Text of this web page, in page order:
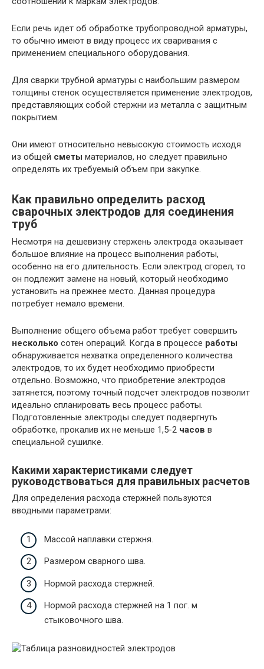
Если речь идет об обработке трубопроводной арматуры,
то обычно имеют в виду процесс их сваривания с
применением специального оборудования.
Для сварки трубной арматуры с наибольшим размером
толщины стенок осуществляется применение электродов,
представляющих собой стержни из металла с защитным
покрытием.
Они имеют относительно невысокую стоимость исходя
из общей сметы материалов, но следует правильно
определять их требуемый объем при закупке.
Как правильно определить расход
сварочных электродов для соединения
труб
Несмотря на дешевизну стержень электрода оказывает
большое влияние на процесс выполнения работы,
особенно на его длительность. Если электрод сгорел, то
он подлежит замене на новый, который необходимо
установить на прежнее место. Данная процедура
потребует немало времени.
Выполнение общего объема работ требует совершить
несколько сотен операций. Когда в процессе работы
обнаруживается нехватка определенного количества
электродов, то их будет необходимо приобрести
отдельно. Возможно, что приобретение электродов
затянется, поэтому точный подсчет электродов позволит
идеально спланировать весь процесс работы.
Подготовленные электроды следует подвергнуть
обработке, прокалив их не меньше 1,5-2 часов в
специальной сушилке.
Какими характеристиками следует
руководствоваться для правильных расчетов
Для определения расхода стержней пользуются
вводными параметрами:
Массой наплавки стержня.
Размером сварного шва.
Нормой расхода стержней.
Нормой расхода стержней на 1 пог. м
стыковочного шва.